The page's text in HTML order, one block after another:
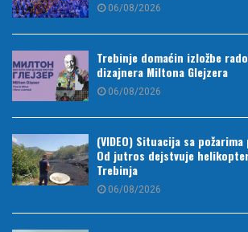
06/08/2026
Trebinje domaćin izložbe
dizajnera Miltona Glejzera
06/08/2026
(VIDEO) Situacija sa
Od jutros dejstvuje
Trebinja
06/08/2026